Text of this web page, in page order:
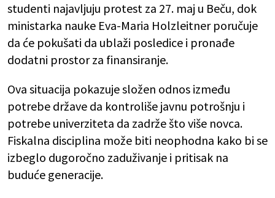
studenti najavljuju protest za 27. maj u Beču, dok
ministarka nauke Eva-Maria Holzleitner poručuje
da će pokušati da ublaži posledice i pronađe
dodatni prostor za finansiranje.
Ova situacija pokazuje složen odnos između
potrebe države da kontroliše javnu potrošnju i
potrebe univerziteta da zadrže što više novca.
Fiskalna disciplina može biti neophodna kako bi se
izbeglo dugoročno zaduživanje i pritisak na
buduće generacije.